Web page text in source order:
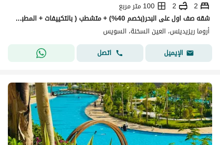
2
2
100 متر مربع
شقه صف اول على البحر(بخصم 40%) + متشطب ( بالتكييفات + المطبخ ) للبيع فى قريه اروما aroma العين السخنه بجوار ازها العين السخنه وبلومار
أروما ريزيدينس، العين السخنة، السويس
الإيميل
اتصل